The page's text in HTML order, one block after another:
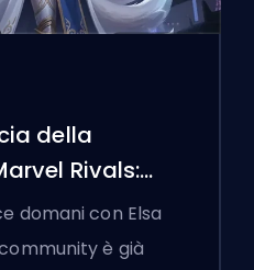
della
Rivals:
Fox e l'Evento
Manhattan
domani con Elsa
è già